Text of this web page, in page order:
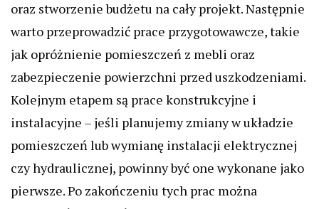
oraz stworzenie budżetu na cały projekt. Następnie
warto przeprowadzić prace przygotowawcze, takie
jak opróżnienie pomieszczeń z mebli oraz
zabezpieczenie powierzchni przed uszkodzeniami.
Kolejnym etapem są prace konstrukcyjne i
instalacyjne – jeśli planujemy zmiany w układzie
pomieszczeń lub wymianę instalacji elektrycznej
czy hydraulicznej, powinny być one wykonane jako
pierwsze. Po zakończeniu tych prac można